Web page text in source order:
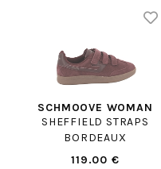
SCHMOOVE WOMAN
SHEFFIELD STRAPS
BORDEAUX
119.00 €